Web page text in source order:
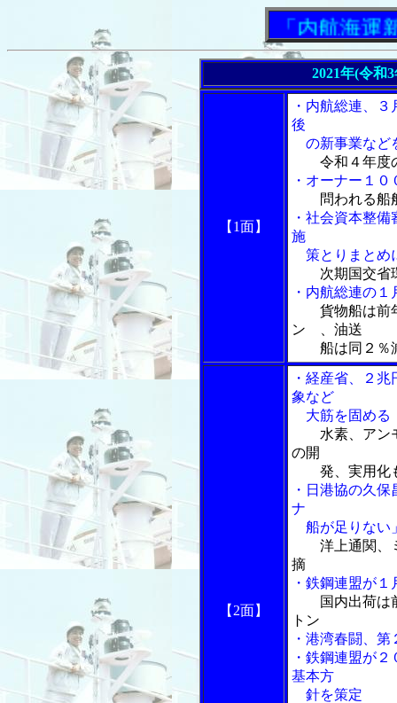
「内航海運新聞
2021年(令和
【1面】
・内航総連、
後
の新事業など
令和４年度
・オーナー１
問われる船
・社会資本整
施
策とりまとめ
次期国交省
・内航総連の
貨物船は前
ン 、油送
船は同２％減
【2面】
・経産省、２
象など
大筋を固める
水素、アン
の開
発、実用化
・日港協の久
ナ
船が足りない
洋上通関、
摘
・鉄鋼連盟が
国内出荷は
トン
・港湾春闘、
・鉄鋼連盟が
基本方
針を策定